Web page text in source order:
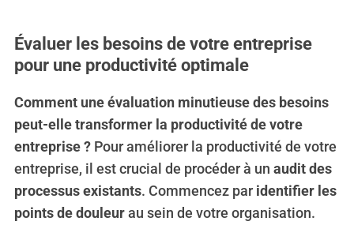
Évaluer les besoins de votre entreprise
pour une productivité optimale
Comment une évaluation minutieuse des besoins
peut-elle transformer la productivité de votre
entreprise ?Pour améliorer la productivité de votre
entreprise, il est crucial de procéder à un audit des
processus existants. Commencez par identifier les
points de douleurau sein de votre organisation.